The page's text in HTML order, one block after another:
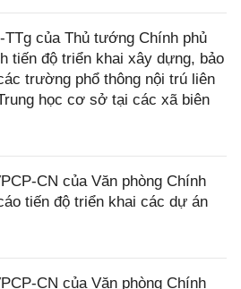
của Thủ tướng Chính phủ
tiến độ triển khai xây dựng, bảo
trường phổ thông nội trú liên
học cơ sở tại các xã biên
CN của Văn phòng Chính
tiến độ triển khai các dự án
CN của Văn phòng Chính